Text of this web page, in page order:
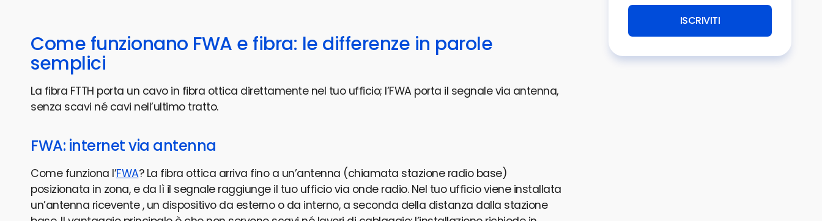
Come funzionano FWA e fibra: le differenze in parole
semplici
La fibra FTTH porta un cavo in fibra ottica direttamente nel tuo ufficio; l’FWA porta il segnale via antenna,
senza scavi né cavi nell’ultimo tratto.
FWA: internet via antenna
Come funziona l’FWA? La fibra ottica arriva fino a un’antenna (chiamata stazione radio base)
posizionata in zona, e da lì il segnale raggiunge il tuo ufficio via onde radio. Nel tuo ufficio viene installata
un’antenna ricevente , un dispositivo da esterno o da interno, a seconda della distanza dalla stazione
ISCRIVITI